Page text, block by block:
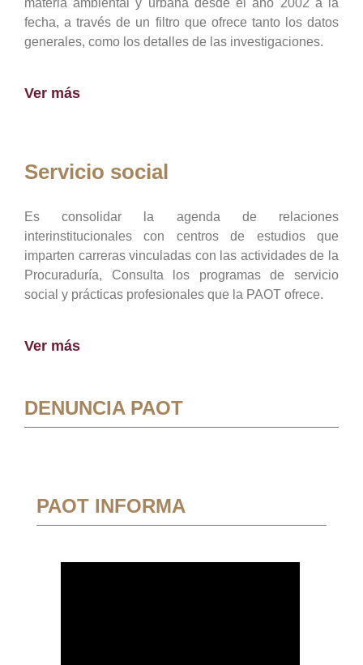
materia ambiental y urbana desde el año 2002 a la
fecha, a través de un filtro que ofrece tanto los datos
generales, como los detalles de las investigaciones.
Ver más
Servicio social
Es consolidar la agenda de relaciones
interinstitucionales con centros de estudios que
imparten carreras vinculadas con las actividades de la
Procuraduría, Consulta los programas de servicio
social y prácticas profesionales que la PAOT ofrece.
Ver más
DENUNCIA PAOT
PAOT INFORMA